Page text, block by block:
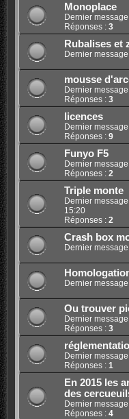
Monoplace
Dernier
Réponses : 3
Rubalises et
Dernier
mousse
Dernier
Réponses : 3
licences
Dernier
Réponses : 9
Funyo F5
Dernier
Réponses : 2
Triple monte
Dernier
15:20
Réponses : 2
Crash box
Dernier
Dernier
Ou trouver
Dernier
Réponses : 3
Dernier
Réponses : 1
En 2015 les
des
Dernier
Réponses : 4